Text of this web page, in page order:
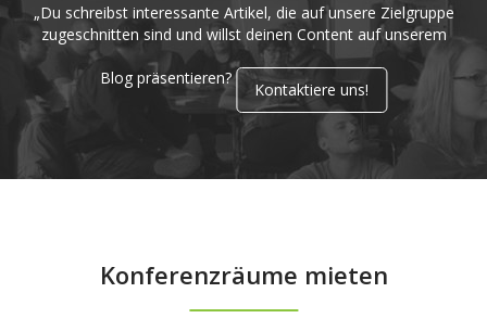
„Du schreibst interessante Artikel, die auf unsere Zielgruppe
zugeschnitten sind und willst deinen Content auf unserem
Blog präsentieren?
Kontaktiere uns!
Konferenzräume mieten